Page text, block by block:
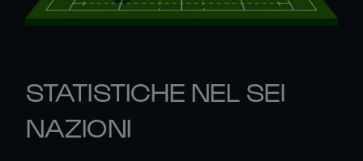
STATISTICHE NEL SEI
NAZIONI